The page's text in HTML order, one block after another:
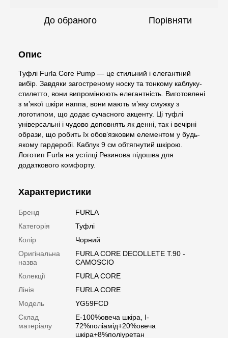
До обраного Порівняти
Опис
Туфлі Furla Core Pump — це стильний і елегантний
вибір. Завдяки загостреному носку та тонкому каблуку-
стилетто, вони випромінюють елегантність. Виготовлені
з м’якої шкіри наппа, вони мають м’яку смужку з
логотипом, що додає сучасного акценту. Ці туфлі
універсальні і чудово доповнять як денні, так і вечірні
образи, що робить їх обов’язковим елементом у будь-
якому гардеробі. Каблук 9 см обтягнутий шкірою.
Логотип Furla на устілці Резинова підошва для
додаткового комфорту.
Характеристики
Бренд
FURLA
Категорія
Туфлі
Колір
Чорний
Оригінальна
назва
FURLA CORE DECOLLETE T.90 -
CAMOSCIO
Колекції
FURLA CORE
Лінія
FURLA CORE
Модель
YG59FCD
Склад
матеріалу
E-100%овеча шкіра, I-
72%поліамід+20%овеча
шкіра+8%поліуретан